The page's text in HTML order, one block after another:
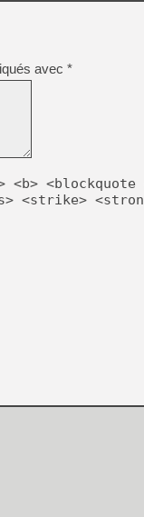
avec *
<blockquote
<strike>